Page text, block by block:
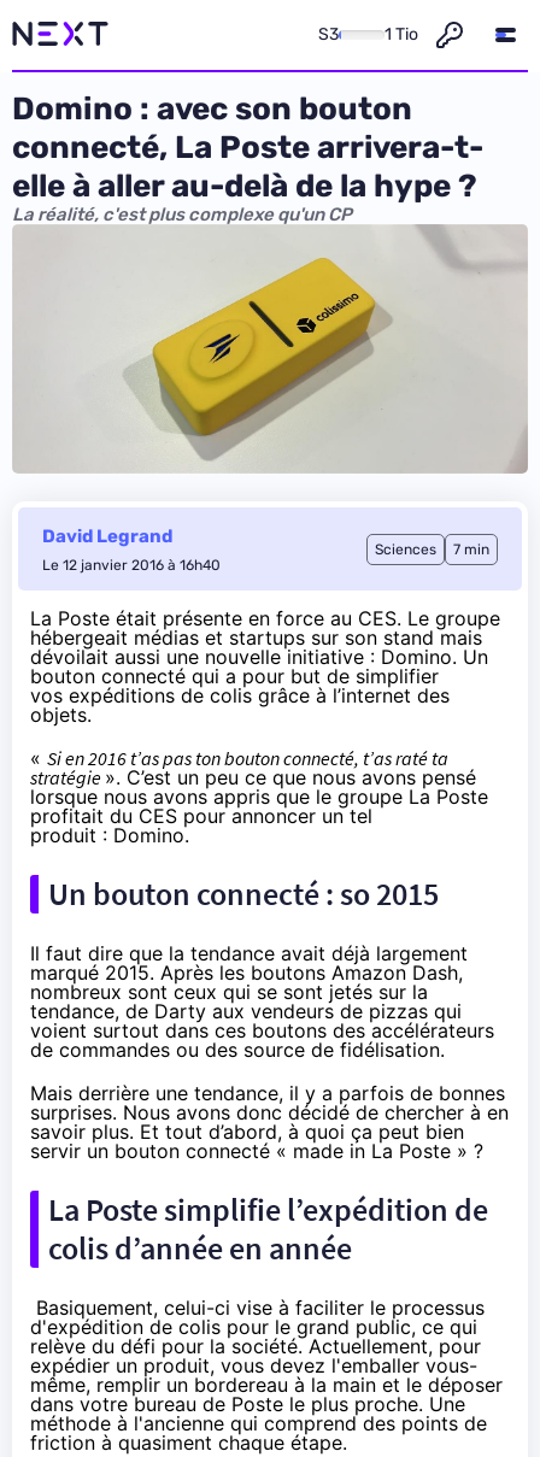
S3 1 Tio
Domino : avec son bouton
connecté, La Poste arrivera-t-
elle à aller au-delà de la hype ?
La réalité, c'est plus complexe qu'un CP
David Legrand
Le 12 janvier 2016 à 16h40
Sciences 7 min
La Poste était présente en force au CES. Le groupe
hébergeait médias et startups sur son stand mais
dévoilait aussi une nouvelle initiative : Domino. Un
bouton connecté qui a pour but de simplifier
vos expéditions de colis grâce à l’internet des
objets.
« Si en 2016 t’as pas ton bouton connecté, t’as raté ta
stratégie ». C’est un peu ce que nous avons pensé
lorsque nous avons appris que le groupe La Poste
profitait du CES pour annoncer un tel
produit : Domino.
Un bouton connecté : so 2015
Il faut dire que la tendance avait déjà largement
marqué 2015. Après les boutons Amazon Dash,
nombreux sont ceux qui se sont jetés sur la
tendance, de Darty aux vendeurs de pizzas qui
voient surtout dans ces boutons des accélérateurs
de commandes ou des source de fidélisation.
Mais derrière une tendance, il y a parfois de bonnes
surprises. Nous avons donc décidé de chercher à en
savoir plus. Et tout d’abord, à quoi ça peut bien
servir un bouton connecté « made in La Poste » ?
La Poste simplifie l’expédition de
colis d’année en année
Basiquement, celui-ci vise à faciliter le processus
d'expédition de colis pour le grand public, ce qui
relève du défi pour la société. Actuellement, pour
expédier un produit, vous devez l'emballer vous-
même, remplir un bordereau à la main et le déposer
dans votre bureau de Poste le plus proche. Une
méthode à l'ancienne qui comprend des points de
friction à quasiment chaque étape.